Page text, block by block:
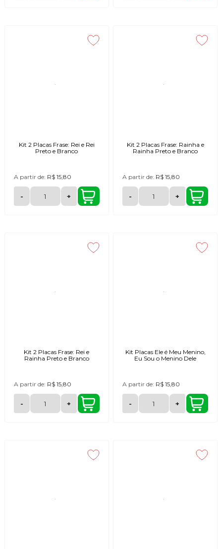
Kit 2 Placas Frase: Rei e Rei
Preto e Branco
A partir de: R$ 15,80
- +
Kit 2 Placas Frase: Rainha e
Rainha Preto e Branco
A partir de: R$ 15,80
- +
Kit 2 Placas Frase: Rei e
Rainha Preto e Branco
A partir de: R$ 15,80
- +
Kit Placas Ele é Meu Menino,
Eu Sou o Menino Dele
A partir de: R$ 15,80
- +